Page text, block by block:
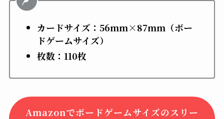
カードサイズ：56mm×87mm（ボー
ドゲームサイズ）
枚数：110枚
Amazonでボードゲームサイズのスリー